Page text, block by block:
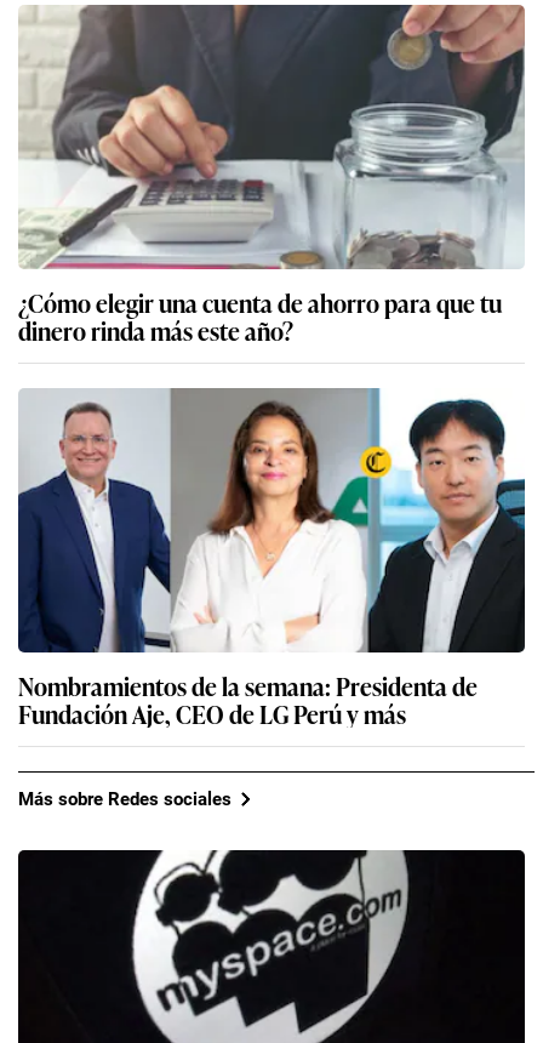
¿Cómo elegir una cuenta de ahorro para que tu
dinero rinda más este año?
Nombramientos de la semana: Presidenta de
Fundación Aje, CEO de LG Perú y más
Más sobre Redes sociales